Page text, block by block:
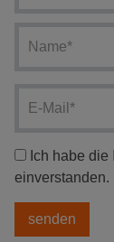
Ich habe die
einverstanden.